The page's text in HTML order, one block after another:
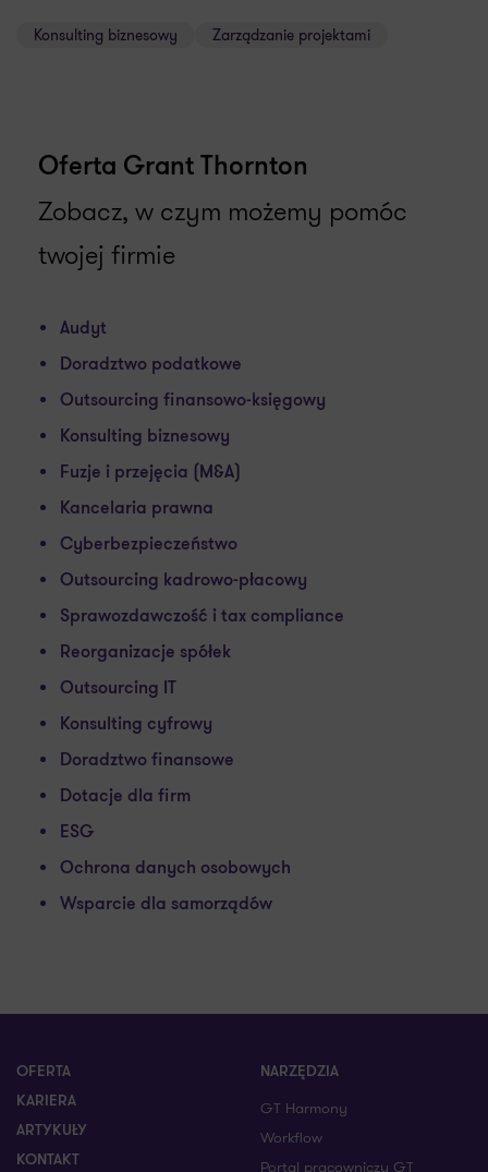
Konsulting biznesowy Zarządzanie projektami
Oferta Grant Thornton
Zobacz, w czym możemy pomóc
twojej firmie
Audyt
Doradztwo podatkowe
Outsourcing finansowo-księgowy
Konsulting biznesowy
Fuzje i przejęcia (M&A)
Kancelaria prawna
Cyberbezpieczeństwo
Outsourcing kadrowo-płacowy
Sprawozdawczość i tax compliance
Reorganizacje spółek
Outsourcing IT
Konsulting cyfrowy
Doradztwo finansowe
Dotacje dla firm
ESG
Ochrona danych osobowych
Wsparcie dla samorządów
OFERTA
KARIERA
ARTYKUŁY
KONTAKT
NARZĘDZIA
GT Harmony
Workflow
Portal pracowniczy GT